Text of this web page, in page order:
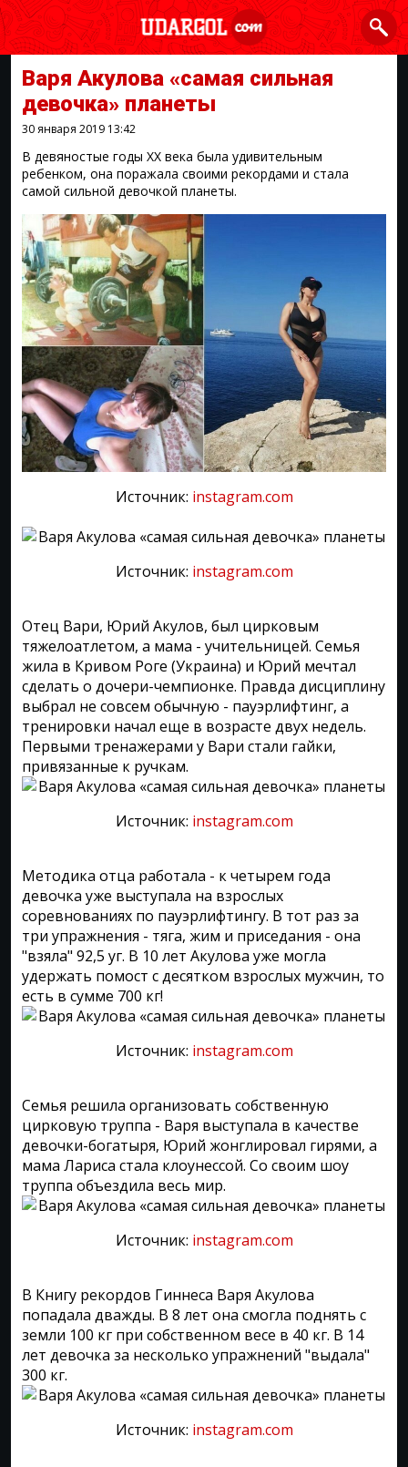
Варя Акулова «самая сильная
девочка» планеты
30 января 2019 13:42
В девяностые годы ХХ века была удивительным
ребенком, она поражала своими рекордами и стала
самой сильной девочкой планеты.
Источник: instagram.com
Источник: instagram.com
Отец Вари, Юрий Акулов, был цирковым
тяжелоатлетом, а мама - учительницей. Семья
жила в Кривом Роге (Украина) и Юрий мечтал
сделать о дочери-чемпионке. Правда дисциплину
выбрал не совсем обычную - пауэрлифтинг, а
тренировки начал еще в возрасте двух недель.
Первыми тренажерами у Вари стали гайки,
привязанные к ручкам.
Источник: instagram.com
Методика отца работала - к четырем года
девочка уже выступала на взрослых
соревнованиях по пауэрлифтингу. В тот раз за
три упражнения - тяга, жим и приседания - она
"взяла" 92,5 уг. В 10 лет Акулова уже могла
удержать помост с десятком взрослых мужчин, то
есть в сумме 700 кг!
Источник: instagram.com
Семья решила организовать собственную
цирковую труппа - Варя выступала в качестве
девочки-богатыря, Юрий жонглировал гирями, а
мама Лариса стала клоунессой. Со своим шоу
труппа объездила весь мир.
Источник: instagram.com
В Книгу рекордов Гиннеса Варя Акулова
попадала дважды. В 8 лет она смогла поднять с
земли 100 кг при собственном весе в 40 кг. В 14
лет девочка за несколько упражнений "выдала"
300 кг.
Источник: instagram.com